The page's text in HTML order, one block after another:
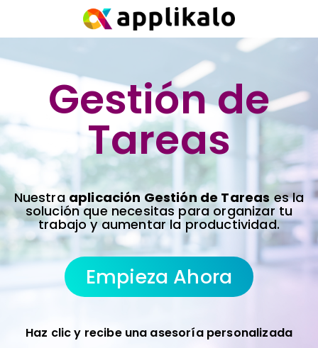
Gestión de
Tareas
Nuestra aplicación Gestión de Tareas es la
solución que necesitas para organizar tu
trabajo y aumentar la productividad.
Empieza Ahora
Haz clic y recibe una asesoría personalizada